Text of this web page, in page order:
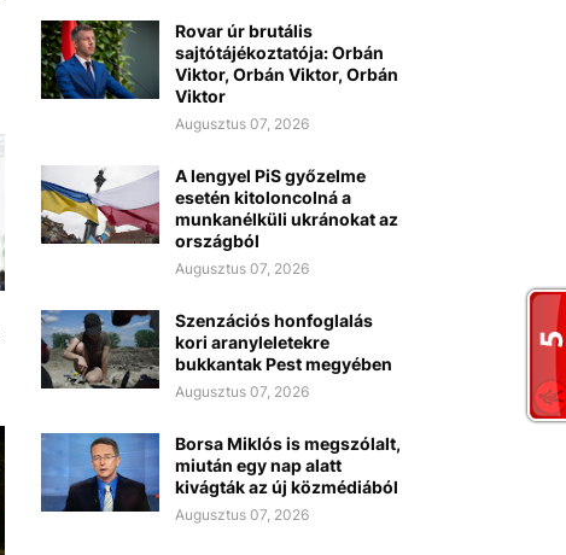
Rovar úr brutális
sajtótájékoztatója: Orbán
Viktor, Orbán Viktor, Orbán
Viktor
Augusztus 07, 2026
A lengyel PiS győzelme
esetén kitoloncolná a
munkanélküli ukránokat az
országból
Augusztus 07, 2026
Szenzációs honfoglalás
kori aranyleletekre
bukkantak Pest megyében
Augusztus 07, 2026
Borsa Miklós is megszólalt,
miután egy nap alatt
kivágták az új közmédiából
Augusztus 07, 2026